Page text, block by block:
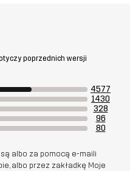
S
Recyklingu), 15% Elastan
poprzednich wersji
4577
1430
328
96
80
albo za pomocą e-maili
albo przez zakładkę Moje